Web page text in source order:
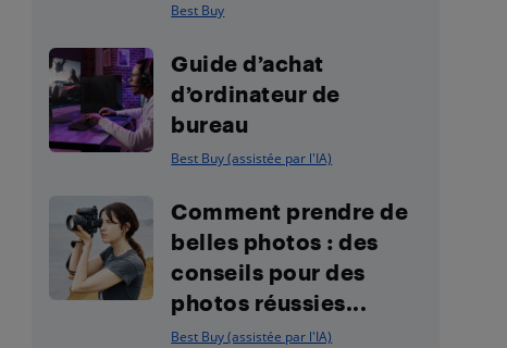
Best Buy
Guide d’achat
d’ordinateur de
bureau
Best Buy (assistée par l'IA)
Comment prendre de
belles photos : des
conseils pour des
photos réussies...
Best Buy (assistée par l'IA)